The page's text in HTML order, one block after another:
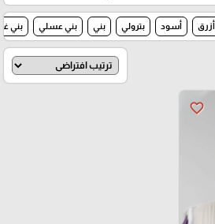
أزرق أسود بترولي بني بني عسلي بني
favorite_border